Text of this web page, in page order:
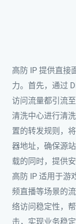
高防 IP 提供直接
力。首先，通过
访问流量都引流
清洗中心进行清
置的转发规则，
器地址，确保源
载的同时，提供
高防 IP 适用于游
频直播等场景的
络访问稳定性，
击，实现业务稳定